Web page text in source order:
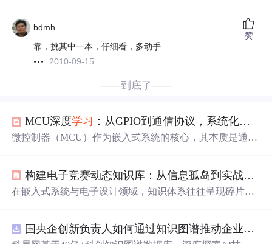
bdmh
靠，挑其中一本，仔细看，多动手
2010-09-15
赞
——到底了——
MCU深度学习 ：从GPIO到通信协议，系统化掌握单片机核心原理与项目实战
微控制器（MCU）作为嵌入式系统的核心，其本质是通过
理解其工作原理，需要从数字电路基础与C语言在资源受
限环境下的应用切入，掌握寄存器操作、时序控制与中断
广泛应用于智能家居、工业控制、消费电子等领域。本文
聚焦于MCU的系统化 学习路径，通过剖析GPIO、中断、I2
构建电子竞赛动态知识库：从信息孤岛到实战赋能
在嵌入式系统与电子设计领域，知识体系往往呈现碎片
景深度关联的系统化平台。这种平台的技术价值在于能够
国央企创新负责人如何通过知识图谱推动企业技术创新与外部资源高效对接？.docx